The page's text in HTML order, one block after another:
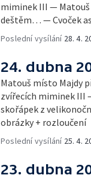
miminek III — Matouš
deštěm… — Cvoček
Poslední vysílání 28. 4.
24. dubna
Matouš místo Majdy
zvířecích miminek III
skořápek z
obrázky + rozloučení
Poslední vysílání 25. 4.
23. dubna